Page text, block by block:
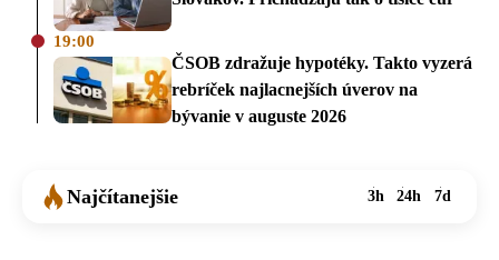
19:00
ČSOB zdražuje hypotéky. Takto vyzerá
rebríček najlacnejších úverov na
bývanie v auguste 2026
Najčítanejšie 3h 24h 7d